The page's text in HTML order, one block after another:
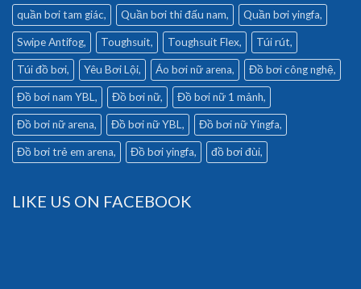
quần bơi tam giác Quần bơi thi đấu nam Quần bơi yingfa
Swipe Antifog Toughsuit Toughsuit Flex Túi rút
Túi đồ bơi Yêu Bơi Lội Áo bơi nữ arena Đồ bơi công nghệ
Đồ bơi nam YBL Đồ bơi nữ Đồ bơi nữ 1 mảnh
Đồ bơi nữ arena Đồ bơi nữ YBL Đồ bơi nữ Yingfa
Đồ bơi trẻ em arena Đồ bơi yingfa đồ bơi đùi
LIKE US ON FACEBOOK